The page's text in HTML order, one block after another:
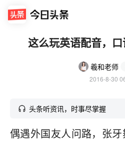
这么玩英语配音，口
羲和老师
2016-8-30
头条听资讯，时事尽掌握
偶遇外国友人问路，张